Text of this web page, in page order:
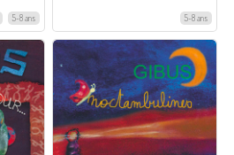
5-8 ans 5-8 ans